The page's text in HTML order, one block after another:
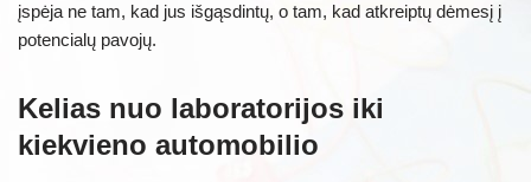
įspėja ne tam, kad jus išgąsdintų, o tam, kad atkreiptų dėmesį į
potencialų pavojų.
Kelias nuo laboratorijos iki
kiekvieno automobilio